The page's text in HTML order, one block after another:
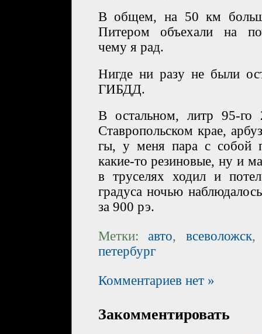
В общем, на 50 км
Питером объехали на
чему я рад.
Нигде ни разу не были
ГИБДД.
В остальном, литр 95-го
Ставропольском крае,
гы, у меня пара с собой
какие-то резиновые, ну и
в труселях ходил и
градуса ночью
за 900 рэ.
Метки:авто, всеволожск
петербург
Комментариев нет »
Закомментировать